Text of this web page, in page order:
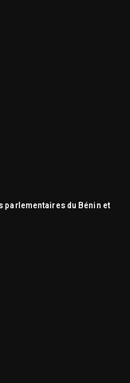
parlementaires du Bénin et